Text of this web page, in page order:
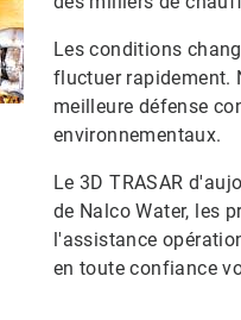
Les conditions
fluctuer rapidement.
meilleure défense
environnementaux.
Le 3D TRASAR
de Nalco Water, les
l'assistance
en toute confiance